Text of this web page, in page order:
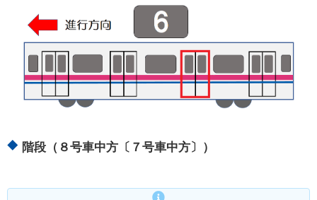
階段（８号車中方〔７号車中方〕）